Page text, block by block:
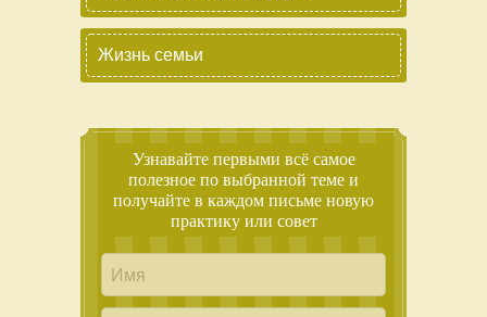
Жизнь семьи
Узнавайте первыми всё самое
полезное по выбранной теме и
получайте в каждом письме новую
практику или совет